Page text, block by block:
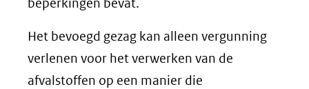
Het bevoegd gezag kan alleen vergunning
verlenen voor het verwerken van de
afvalstoffen op een manier die